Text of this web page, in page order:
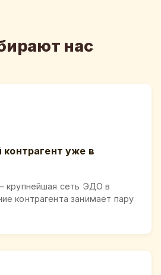
нас
уже в
крупнейшая сеть ЭДО в
контрагента занимает пару